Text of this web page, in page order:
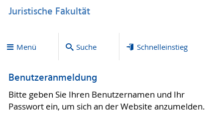
Juristische Fakultät
Menü Suche Schnelleinstieg
Benutzeranmeldung
Bitte geben Sie Ihren Benutzernamen und Ihr
Passwort ein, um sich an der Website anzumelden.